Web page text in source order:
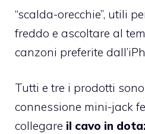
“scalda-orecchie”, utili
freddo e ascoltare al
canzoni preferite
Tutti e tre i prodotti
connessione mini-jack
collegare il cavo in